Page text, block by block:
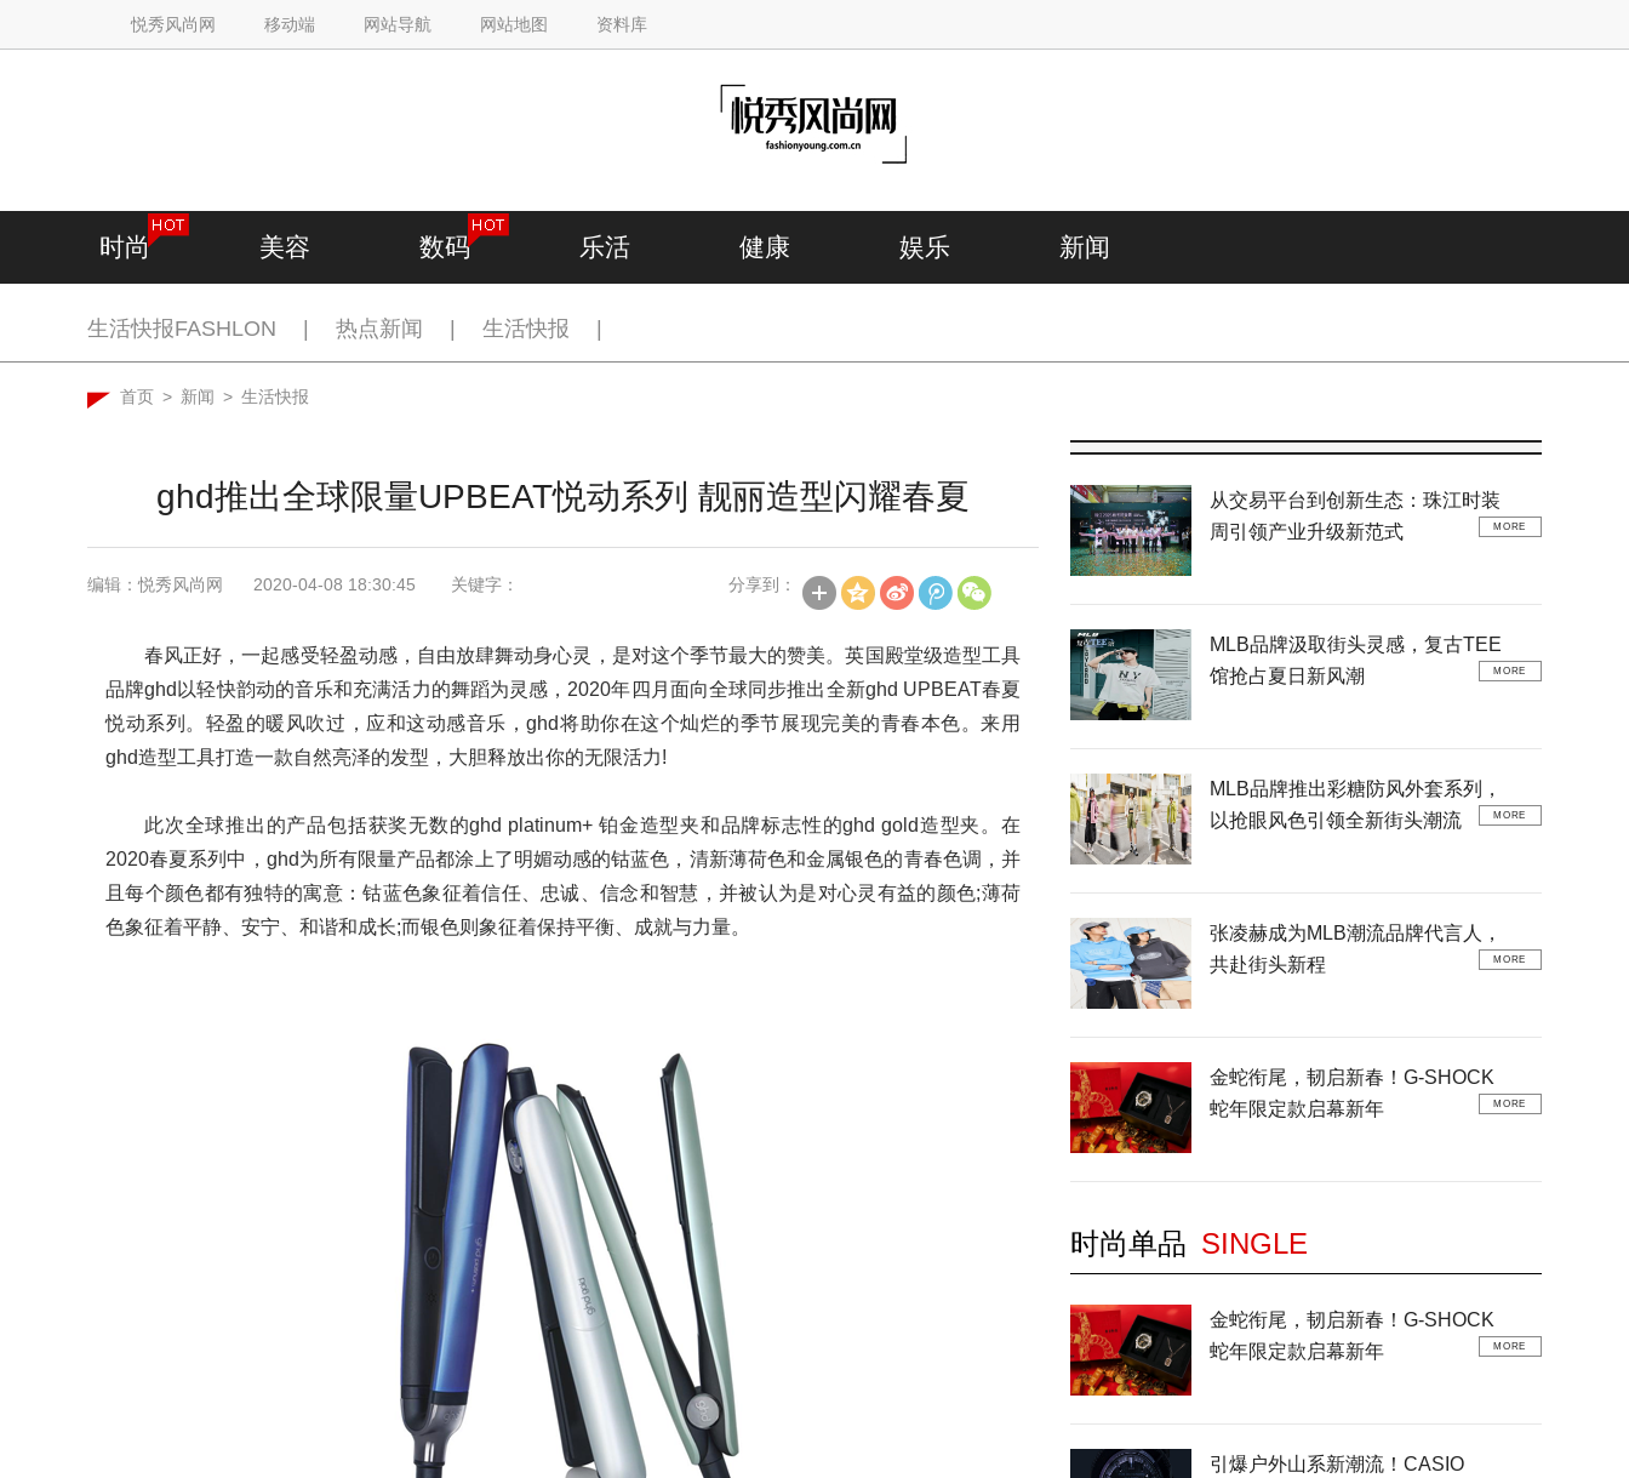
悦秀风尚网 移动端 网站导航 网站地图 资料库
时尚 美容 数码 乐活 健康 娱乐 新闻
生活快报FASHLON 热点新闻 生活快报
首页 > 新闻 > 生活快报
ghd推出全球限量UPBEAT悦动系列 靓丽造型闪耀春夏
编辑：悦秀风尚网 2020-04-08 18:30:45 关键字： 分享到：
春风正好，一起感受轻盈动感，自由放肆舞动身心灵，是对这个季节最大的赞美。英国殿堂级造型工具
品牌ghd以轻快韵动的音乐和充满活力的舞蹈为灵感，2020年四月面向全球同步推出全新ghd UPBEAT春夏
悦动系列。轻盈的暖风吹过，应和这动感音乐，ghd将助你在这个灿烂的季节展现完美的青春本色。来用
ghd造型工具打造一款自然亮泽的发型，大胆释放出你的无限活力!
此次全球推出的产品包括获奖无数的ghd platinum+ 铂金造型夹和品牌标志性的ghd gold造型夹。在
2020春夏系列中，ghd为所有限量产品都涂上了明媚动感的钴蓝色，清新薄荷色和金属银色的青春色调，并
且每个颜色都有独特的寓意：钴蓝色象征着信任、忠诚、信念和智慧，并被认为是对心灵有益的颜色;薄荷
色象征着平静、安宁、和谐和成长;而银色则象征着保持平衡、成就与力量。
从交易平台到创新生态：珠江时装
周引领产业升级新范式
MORE
MLB品牌汲取街头灵感，复古TEE
馆抢占夏日新风潮
MORE
MLB品牌推出彩糖防风外套系列，
以抢眼风色引领全新街头潮流
MORE
张凌赫成为MLB潮流品牌代言人，
共赴街头新程
MORE
金蛇衔尾，韧启新春！G-SHOCK
蛇年限定款启幕新年
MORE
时尚单品 SINGLE
金蛇衔尾，韧启新春！G-SHOCK
蛇年限定款启幕新年
MORE
引爆户外山系新潮流！CASIO